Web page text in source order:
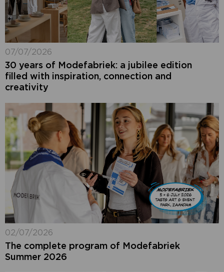
07/07/2026
30 years of Modefabriek: a jubilee edition
filled with inspiration, connection and
creativity
02/07/2026
The complete program of Modefabriek
Summer 2026